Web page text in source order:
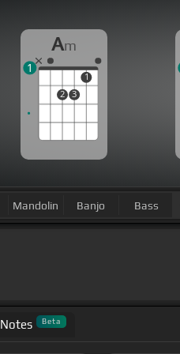
Am
2 3
1
1
Mandolin Banjo Bass
Notes Beta